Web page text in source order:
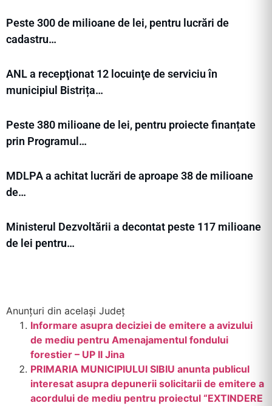
Peste 300 de milioane de lei, pentru lucrări de
cadastru…
ANL a recepţionat 12 locuinţe de serviciu în
municipiul Bistrița…
Peste 380 milioane de lei, pentru proiecte finanțate
prin Programul…
MDLPA a achitat lucrări de aproape 38 de milioane
de…
Ministerul Dezvoltării a decontat peste 117 milioane
de lei pentru…
Anunțuri din același Județ
Informare asupra deciziei de emitere a avizului
de mediu pentru Amenajamentul fondului
forestier – UP II Jina
PRIMARIA MUNICIPIULUI SIBIU anunta publicul
interesat asupra depunerii solicitarii de emitere a
acordului de mediu pentru proiectul “EXTINDERE